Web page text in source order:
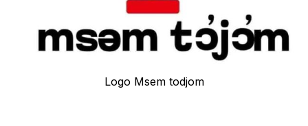
Logo Msem todjom